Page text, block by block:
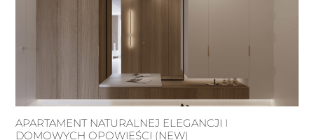
APARTAMENT NATURALNEJ ELEGANCJI I
DOMOWYCH OPOWIEŚCI (NEW)